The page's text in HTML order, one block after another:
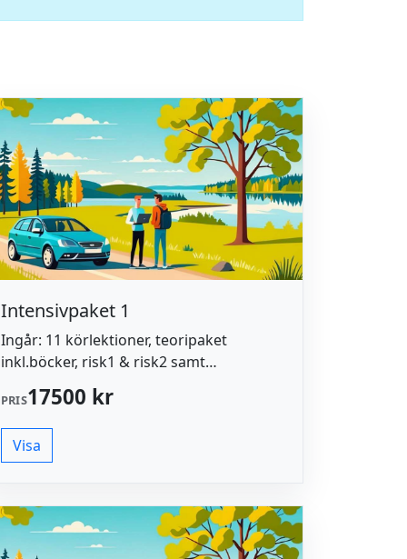
Intensivpaket 1
Ingår: 11 körlektioner, teoripaket
inkl.böcker, risk1 & risk2 samt
uppvärmning och hyra av bil inför
körprov.
PRIS17500 kr
Visa